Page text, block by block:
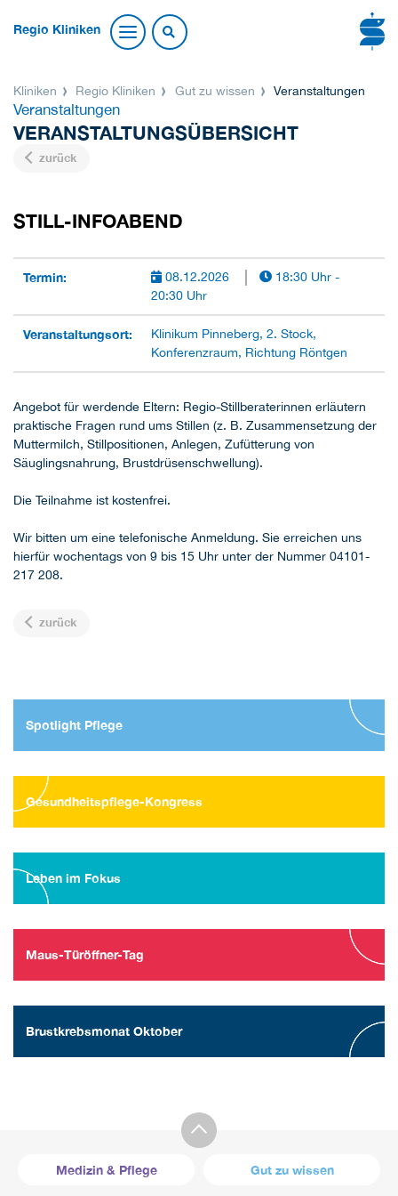
Regio Kliniken
Kliniken Regio Kliniken Gut zu wissen Veranstaltungen
Veranstaltungen
VERANSTALTUNGSÜBERSICHT
zurück
STILL-INFOABEND
Termin: 08.12.2026
18:30 Uhr -
20:30 Uhr
Veranstaltungsort:
Klinikum Pinneberg, 2. Stock,
Konferenzraum, Richtung Röntgen
Angebot für werdende Eltern: Regio-Stillberaterinnen erläutern
praktische Fragen rund ums Stillen (z. B. Zusammensetzung der
Muttermilch, Stillpositionen, Anlegen, Zufütterung von
Säuglingsnahrung, Brustdrüsenschwellung).
Die Teilnahme ist kostenfrei.
Wir bitten um eine telefonische Anmeldung. Sie erreichen uns
hierfür wochentags von 9 bis 15 Uhr unter der Nummer 04101-
217 208.
zurück
Spotlight Pflege
Gesundheitspflege-Kongress
Leben im Fokus
Maus-Türöffner-Tag
Brustkrebsmonat Oktober
Medizin & Pflege Gut zu wissen